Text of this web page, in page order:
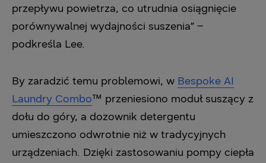
przepływu powietrza, co utrudnia osiągnięcie
porównywalnej wydajności suszenia” –
podkreśla Lee.
By zaradzić temu problemowi, w Bespoke AI
Laundry Combo™ przeniesiono moduł suszący z
dołu do góry, a dozownik detergentu
umieszczono odwrotnie niż w tradycyjnych
urządzeniach. Dzięki zastosowaniu pompy ciepła